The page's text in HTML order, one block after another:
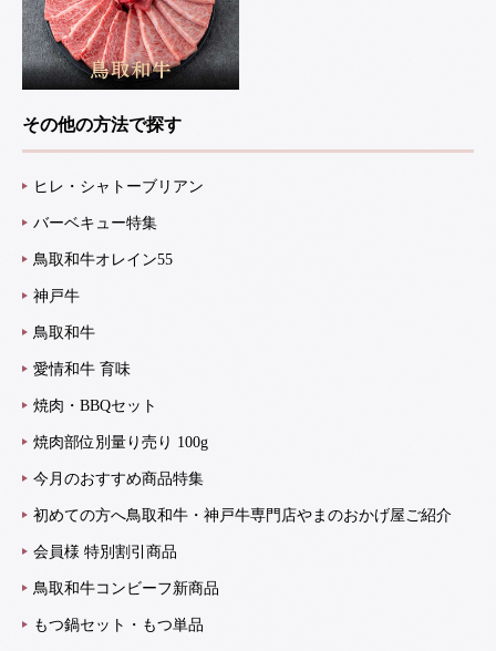
その他の方法で探す
ヒレ・シャトーブリアン
バーベキュー特集
鳥取和牛オレイン55
神戸牛
鳥取和牛
愛情和牛 育味
焼肉・BBQセット
焼肉部位別量り売り 100g
今月のおすすめ商品特集
初めての方へ鳥取和牛・神戸牛専門店やまのおかげ屋ご紹介
会員様 特別割引商品
鳥取和牛コンビーフ新商品
もつ鍋セット・もつ単品